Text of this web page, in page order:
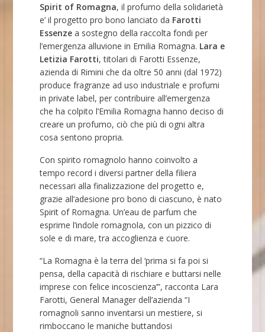
Spirit of Romagna, il profumo della solidarietà
e’ il progetto pro bono lanciato da Farotti
Essenze a sostegno della raccolta fondi per
l’emergenza alluvione in Emilia Romagna. Lara e
Letizia Farotti, titolari di Farotti Essenze,
azienda di Rimini che da oltre 50 anni (dal 1972)
produce fragranze ad uso industriale e profumi
in private label, per contribuire all’emergenza
che ha colpito l’Emilia Romagna hanno deciso di
creare un profumo, ciò che più di ogni altra
cosa sentono propria.
Con spirito romagnolo hanno coinvolto a
tempo record i diversi partner della filiera
necessari alla finalizzazione del progetto e,
grazie all’adesione pro bono di ciascuno, è nato
Spirit of Romagna. Un’eau de parfum che
esprime l’indole romagnola, con un pizzico di
sole e di mare, tra accoglienza e cuore.
“La Romagna è la terra del ‘prima si fa poi si
pensa, della capacità di rischiare e buttarsi nelle
imprese con felice incoscienza’”, racconta Lara
Farotti, General Manager dell’azienda “I
romagnoli sanno inventarsi un mestiere, si
rimboccano le maniche buttandosi